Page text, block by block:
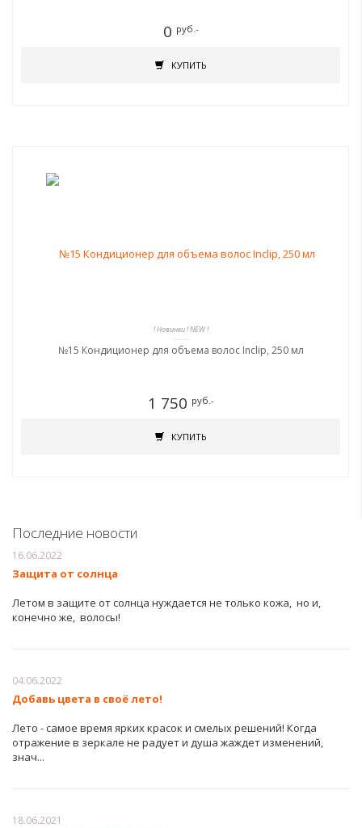
0 руб.-
КУПИТЬ
! Новинки ! NEW !
№15 Кондиционер для объема волос Inclip, 250 мл
1 750 руб.-
КУПИТЬ
Последние новости
16.06.2022
Защита от солнца
Летом в защите от солнца нуждается не только кожа, но и,
конечно же, волосы!
04.06.2022
Добавь цвета в своё лето!
Лето - самое время ярких красок и смелых решений! Когда
отражение в зеркале не радует и душа жаждет изменений,
знач...
18.06.2021